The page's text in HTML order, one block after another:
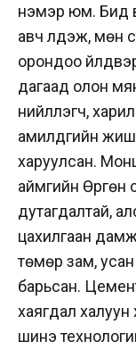
нэмэр юм. Бид
авч үлдэж, мөн
орондоо
дагаад олон
нийлүүлэгч,
амилдгийн
харуулсан.
аймгийн Өргөн
дутагдалтай,
цахилгаан
төмөр зам, усан
барьсан.
хаягдал халуун
шинэ